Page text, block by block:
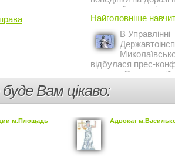
пору доби,
профілактичної
ДАІ з
Кривий Ріг провели ...
Найголовніше
В Управлінні
відбулася прес-
на тему Стан
пішоходів.
Вам цікаво:
м.Площадь
Адвокат